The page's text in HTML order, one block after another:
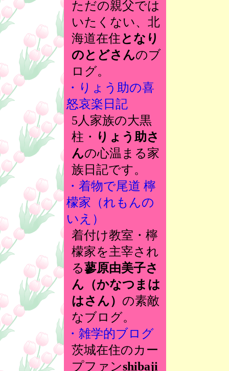
ただの親父では
いたくない、北
海道在住となり
のとどさんのブ
ログ。
・りょう助の喜
怒哀楽日記
5人家族の大黒
柱・ りょう助さ
んの心温まる家
族日記です。
・着物で尾道 檸
檬家（れもんの
いえ）
着付け教室・檸
檬家を主宰され
る蓼原由美子さ
ん（かなつまは
はさん） の素敵
なブログ。
・雑学的ブログ
茨城在住のカー
プファンshibaji